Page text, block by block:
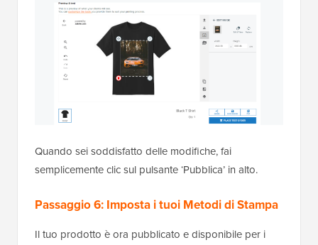
Quando sei soddisfatto delle modifiche, fai
semplicemente clic sul pulsante ‘Pubblica’ in alto.
Passaggio 6: Imposta i tuoi Metodi di Stampa
Il tuo prodotto è ora pubblicato e disponibile per i